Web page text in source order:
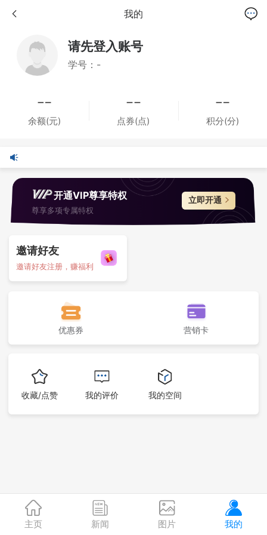
我的
请先登入账号
学号：-
余额(元) 点券(点) 积分(分)
开通VIP尊享特权
尊享多项专属特权
立即开通
邀请好友
邀请好友注册，赚福利
优惠券 营销卡
收藏/点赞 我的评价 我的空间
主页 新闻 图片 我的